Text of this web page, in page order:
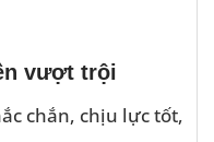
vượt trội
chắn, chịu lực tốt,